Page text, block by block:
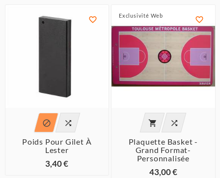

 
Poids Pour Gilet À
Lester
3,40 €
Exclusivité Web 
 
Plaquette Basket -
Grand Format-
Personnalisée
43,00 €